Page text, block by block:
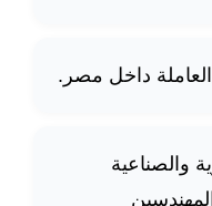
العاملة داخل مصر.
والصناعية